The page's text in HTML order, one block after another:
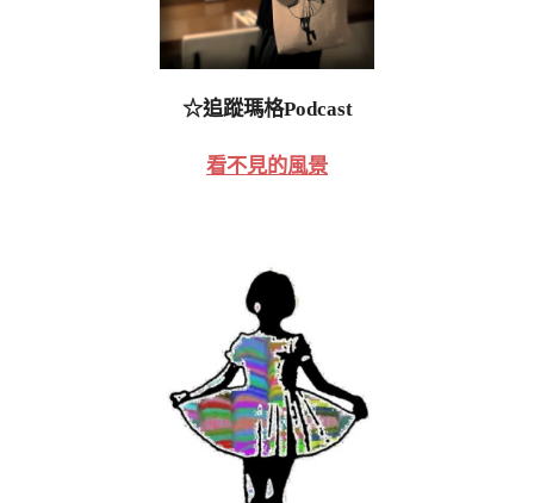
☆追蹤瑪格Podcast
看不見的風景